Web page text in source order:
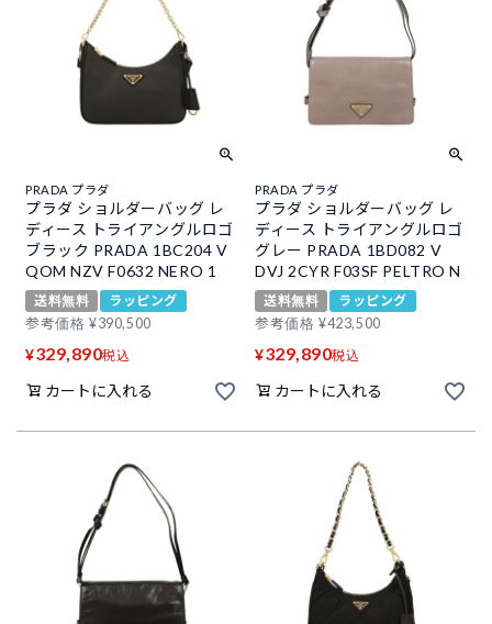
PRADA プラダ
プラダ ショルダーバッグ レ
ディース トライアングルロゴ
ブラック PRADA 1BC204 V
QOM NZV F0632 NERO 1
送料無料
ラッピング
参考価格 ¥390,500
¥329,890税込
カートに入れる
PRADA プラダ
プラダ ショルダーバッグ レ
ディース トライアングルロゴ
グレー PRADA 1BD082 V
DVJ 2CYR F03SF PELTRO N
送料無料
ラッピング
参考価格 ¥423,500
¥329,890税込
カートに入れる